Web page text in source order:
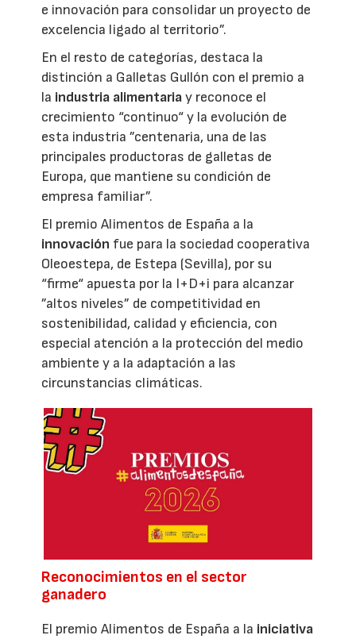
e innovación para consolidar un proyecto de
excelencia ligado al territorio”.
En el resto de categorías, destaca la
distinción a Galletas Gullón con el premio a
la industria alimentariay reconoce el
crecimiento “continuo“ y la evolución de
esta industria ”centenaria, una de las
principales productoras de galletas de
Europa, que mantiene su condición de
empresa familiar”.
El premio Alimentos de España a la
innovación fue para la sociedad cooperativa
Oleoestepa, de Estepa (Sevilla), por su
“firme“ apuesta por la I+D+i para alcanzar
”altos niveles” de competitividad en
sostenibilidad, calidad y eficiencia, con
especial atención a la protección del medio
ambiente y a la adaptación a las
circunstancias climáticas.
Reconocimientos en el sector
ganadero
El premio Alimentos de España a la iniciativa